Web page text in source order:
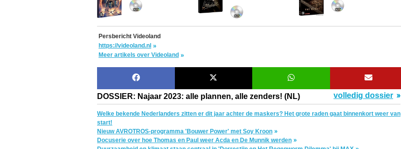
Persbericht Videoland
https://videoland.nl
Meer artikels over Videoland
DOSSIER: Najaar 2023: alle plannen, alle zenders! (NL) volledig dossier
Welke bekende Nederlanders zitten er dit jaar achter de maskers? Het grote raden gaat binnenkort weer van
start!
Nieuw AVROTROS-programma 'Bouwer Power' met Soy Kroon
Docuserie over hoe Thomas en Paul weer Acda en De Munnik werden